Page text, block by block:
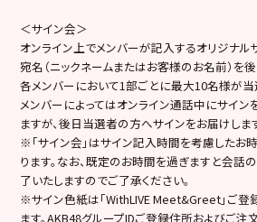
＜サイン会＞
オンライン上でメンバーが記入するオリジナル
宛名（ニックネームまたはお客様のお名前）を
各メンバーにおいて1部ごとに最大10名様が当
メンバーによってはオンライン通話中にサイ
ますが、後日当選者の方へサインをお届けしま
※「サイン会」はサイン記入時間を考慮したお
ります。なお、既定のお時間を過ぎますと会話
了いたしますのでご了承ください。
※サイン色紙は「WithLIVE Meet&Greet」ご登
ます。AKB48グループIDご登録住所およびご